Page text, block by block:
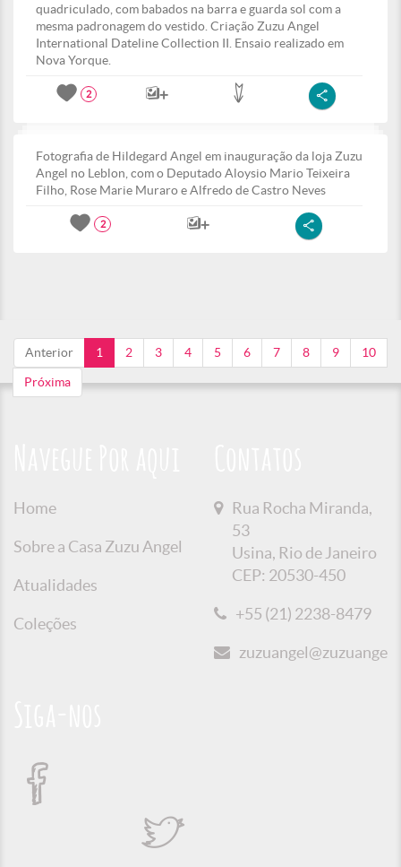
quadriculado, com babados na barra e guarda sol com a
mesma padronagem do vestido. Criação Zuzu Angel
International Dateline Collection II. Ensaio realizado em
Nova Yorque.
2
Fotografia de Hildegard Angel em inauguração da loja Zuzu
Angel no Leblon, com o Deputado Aloysio Mario Teixeira
Filho, Rose Marie Muraro e Alfredo de Castro Neves
2
Anterior 1 2 3 4 5 6 7 8 9 10
Próxima
Home
Sobre a Casa Zuzu Angel
Atualidades
Coleções
Rua Rocha Miranda,
53
Usina, Rio de Janeiro
CEP: 20530-450
+55 (21) 2238-8479